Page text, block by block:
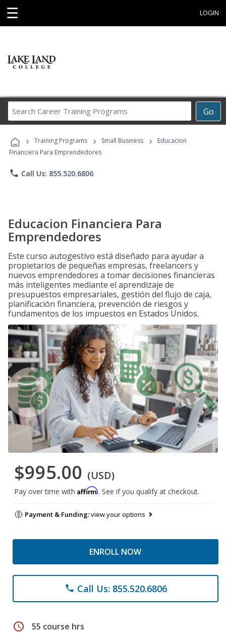
☰ LOGIN
Go
Career
Programs
› Training Programs › Small Business ›
Educacion
Financiera Para Emprendedores
phone Call Us: 855.520.6806
Educacion Financiera Para
Emprendedores
Este curso autogestivo está diseñado para ayudar a
propietarios de pequeñas empresas, freelancers y
nuevos emprendedores a tomar decisiones financieras
más inteligentes mediante el aprendizaje de
presupuestos empresariales, gestión del flujo de caja,
planificación financiera, prevención de riesgos y
fundamentos de los impuestos en Estados Unidos.
$995.00 (USD)
Pay over time with Affirm. See if you qualify at checkout.
Payment & Funding:view your options
ENROLL NOW
phone Call Us: 855.520.6806
schedule 55 course hrs